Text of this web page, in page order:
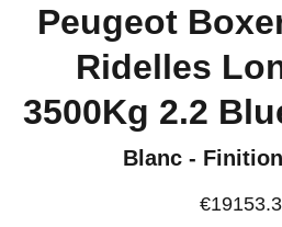
Peugeot
Ridelles
3500Kg 2.2
Blanc -